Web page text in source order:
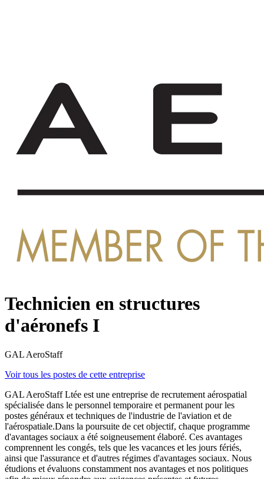
Technicien en structures
d'aéronefs I
GAL AeroStaff
Voir tous les postes de cette entreprise
GAL AeroStaff Ltée est une entreprise de recrutement aérospatial
spécialisée dans le personnel temporaire et permanent pour les
postes généraux et techniques de l'industrie de l'aviation et de
l'aérospatiale.Dans la poursuite de cet objectif, chaque programme
d'avantages sociaux a été soigneusement élaboré. Ces avantages
comprennent les congés, tels que les vacances et les jours fériés,
ainsi que l'assurance et d'autres régimes d'avantages sociaux. Nous
étudions et évaluons constamment nos avantages et nos politiques